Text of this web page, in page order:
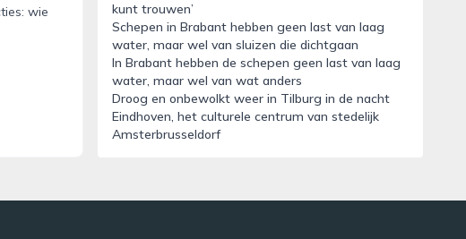
wie
kunt trouwen’
Schepen in Brabant hebben geen last van laag
water, maar wel van sluizen die dichtgaan
In Brabant hebben de schepen geen last van laag
water, maar wel van wat anders
Droog en onbewolkt weer in Tilburg in de nacht
Eindhoven, het culturele centrum van stedelijk
Amsterbrusseldorf